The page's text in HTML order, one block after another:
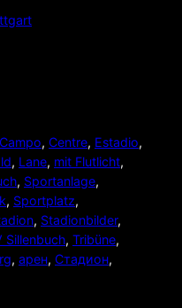
Campo, Centre, Estadio
, Lane, mit Flutlicht
, Sportanlage
, Sportplatz
, Stadionbilder
Sillenbuch, Tribüne
, арен, Стадион